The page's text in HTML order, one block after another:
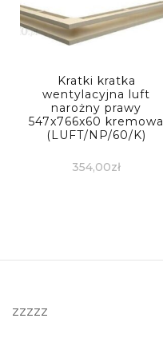
Kratki kratka
wentylacyjna luft
narożny prawy
547x766x60 kremowa
(LUFT/NP/60/K)
354,00zł
zzzzz